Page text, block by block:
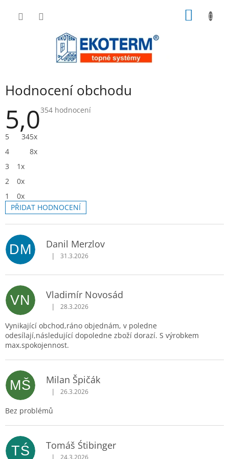
Hodnocení obchodu
5,0Průměrné
354 hodnocení
5
345x
4
8x
3
1x
2
0x
1
0x
PŘIDAT HODNOCENÍ
V
p
i
s
h
o
d
n
o
c
e
DM Danil Merzlov
Hodnocení obchodu je 5 z 5 hvězdiček.
| 31.3.2026
VN Vladimír Novosád
Hodnocení obchodu je 5 z 5 hvězdiček.
| 28.3.2026
Vynikající obchod,ráno objednám, v poledne
odesílají,následující dopoledne zboží dorazí. S výrobkem
max.spokojennost.
MŠ Milan Špičák
Hodnocení obchodu je 5 z 5 hvězdiček.
| 26.3.2026
Bez problémů
TŚ Tomáš Śtibinger